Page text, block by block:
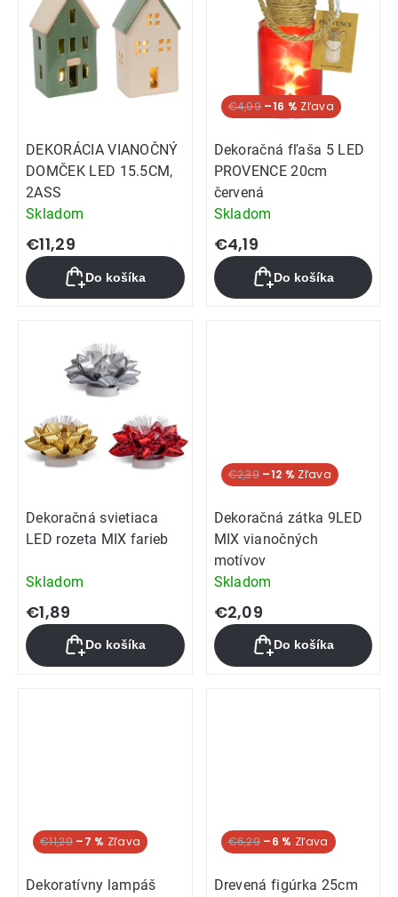
DEKORÁCIA VIANOČNÝ
DOMČEK LED 15.5CM,
2ASS
Skladom
€11,29
Do košíka
€4,99 –16 %
Dekoračná fľaša 5 LED
PROVENCE 20cm
červená
Skladom
€4,19
Do košíka
Dekoračná svietiaca
LED rozeta MIX farieb
Skladom
€1,89
Do košíka
€2,39 –12 %
Dekoračná zátka 9LED
MIX vianočných
motívov
Skladom
€2,09
Do košíka
€11,29 –7 %
Dekoratívny lampáš
€6,29 –6 %
Drevená figúrka 25cm